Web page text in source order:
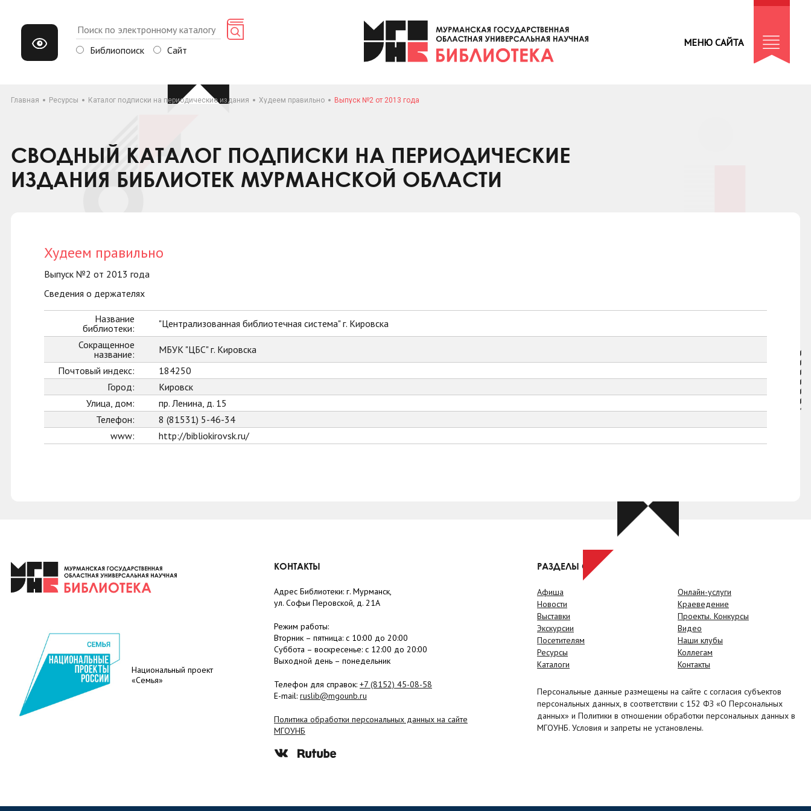
Библиопоиск Сайт
МЕНЮ САЙТА
Главная Ресурсы Каталог подписки на периодические издания Худеем правильно Выпуск №2 от 2013 года
СВОДНЫЙ КАТАЛОГ ПОДПИСКИ НА ПЕРИОДИЧЕСКИЕ
ИЗДАНИЯ БИБЛИОТЕК МУРМАНСКОЙ ОБЛАСТИ
Худеем правильно
Выпуск №2 от 2013 года
Сведения о держателях
Название
библиотеки:
"Централизованная библиотечная система" г. Кировска
Сокращенное
название:
МБУК "ЦБС" г. Кировска
Почтовый индекс:
184250
Город:
Кировск
Улица, дом:
пр. Ленина, д. 15
Телефон:
8 (81531) 5-46-34
www:
http://bibliokirovsk.ru/
Национальный проект
«Семья»
КОНТАКТЫ
Адрес Библиотеки: г. Мурманск,
ул. Софьи Перовской, д. 21А
Режим работы:
Вторник – пятница: с 10:00 до 20:00
Суббота – воскресенье: c 12:00 до 20:00
Выходной день – понедельник
Телефон для справок: +7 (8152) 45-08-58
E-mail: ruslib@mgounb.ru
Политика обработки персональных данных на сайте
МГОУНБ
РАЗДЕЛЫ САЙТА
Афиша
Новости
Выставки
Экскурсии
Посетителям
Ресурсы
Каталоги
Онлайн-услуги
Краеведение
Проекты. Конкурсы
Видео
Наши клубы
Коллегам
Контакты
Персональные данные размещены на сайте с согласия субъектов
персональных данных, в соответствии с 152 ФЗ «О Персональных
данных» и Политики в отношении обработки персональных данных в
МГОУНБ. Условия и запреты не установлены.